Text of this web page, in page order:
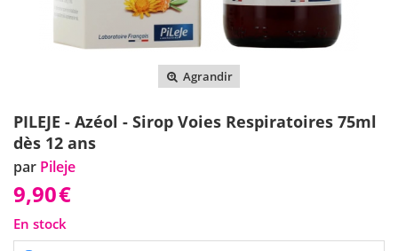
Agrandir
PILEJE - Azéol - Sirop Voies Respiratoires 75ml
dès 12 ans
par Pileje
9,90€
En stock